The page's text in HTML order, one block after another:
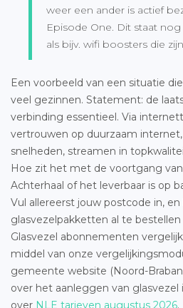
weer een ander is actief
Episode One. Dit staat
als bijv. wifi boosters die
Een voorbeeld van een situatie
veel gezinnen. Statement: de
verbinding essentieel. Via
vertrouwen op duurzaam
snelheden, streamen in
Hoe zit het met de voortgang van
Achterhaal of het leverbaar is op
Vul allereerst jouw postcode in,
glasvezelpakketten al te
Glasvezel abonnementen
middel van onze
gemeente website (Noord-
over het aanleggen van
over NLE tarieven augustus 2026.